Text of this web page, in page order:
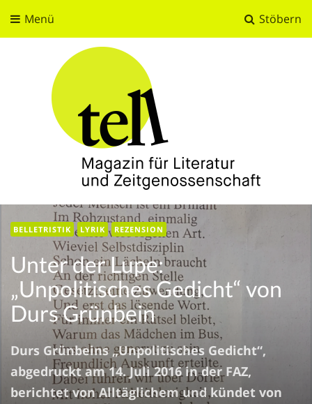
Stöbern
Menü
tell
Magazin für Literatur und Zeitgenossenschaft
BELLETRISTIK LYRIK REZENSION
Unter der Lupe:
„Unpolitisches Gedicht“ von
Durs Grünbein
Durs Grünbeins „Unpolitisches Gedicht“,
abgedruckt am 14. Juli 2016 in der FAZ,
berichtet von Alltäglichem und kündet von